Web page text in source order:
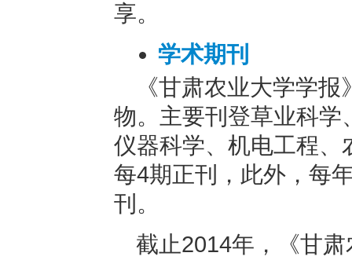
享。
学术期刊
《甘肃农业大学学
物。主要刊登草业科学
仪器科学、机电工程、
每4期正刊，此外，每
刊。
截止2014年，《甘